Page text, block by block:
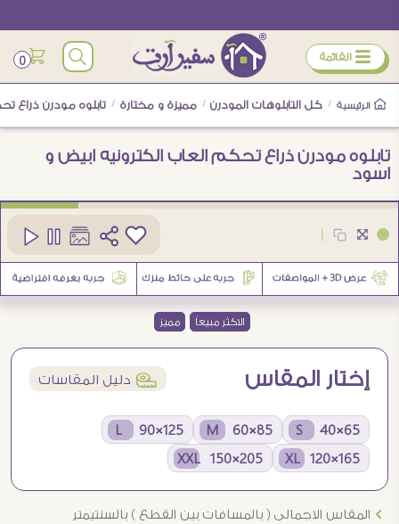
ÿ القائمة 0
الرئيسية / كل التابلوهات المودرن / مميزة و مختارة / تابلوه مودرن ذراع
تابلوه مودرن ذراع تحكم العاب الكترونيه ابيض و
اسود
الاكثر مبيعاً مميز
إختار المقاس í دليل المقاسات
65×40 S
85×60 M
125×90 L
165×120 XL
205×150 XXL
Ö المقاس الاجمالى ( بالمسافات بين القطع ) بالسنتيمتر